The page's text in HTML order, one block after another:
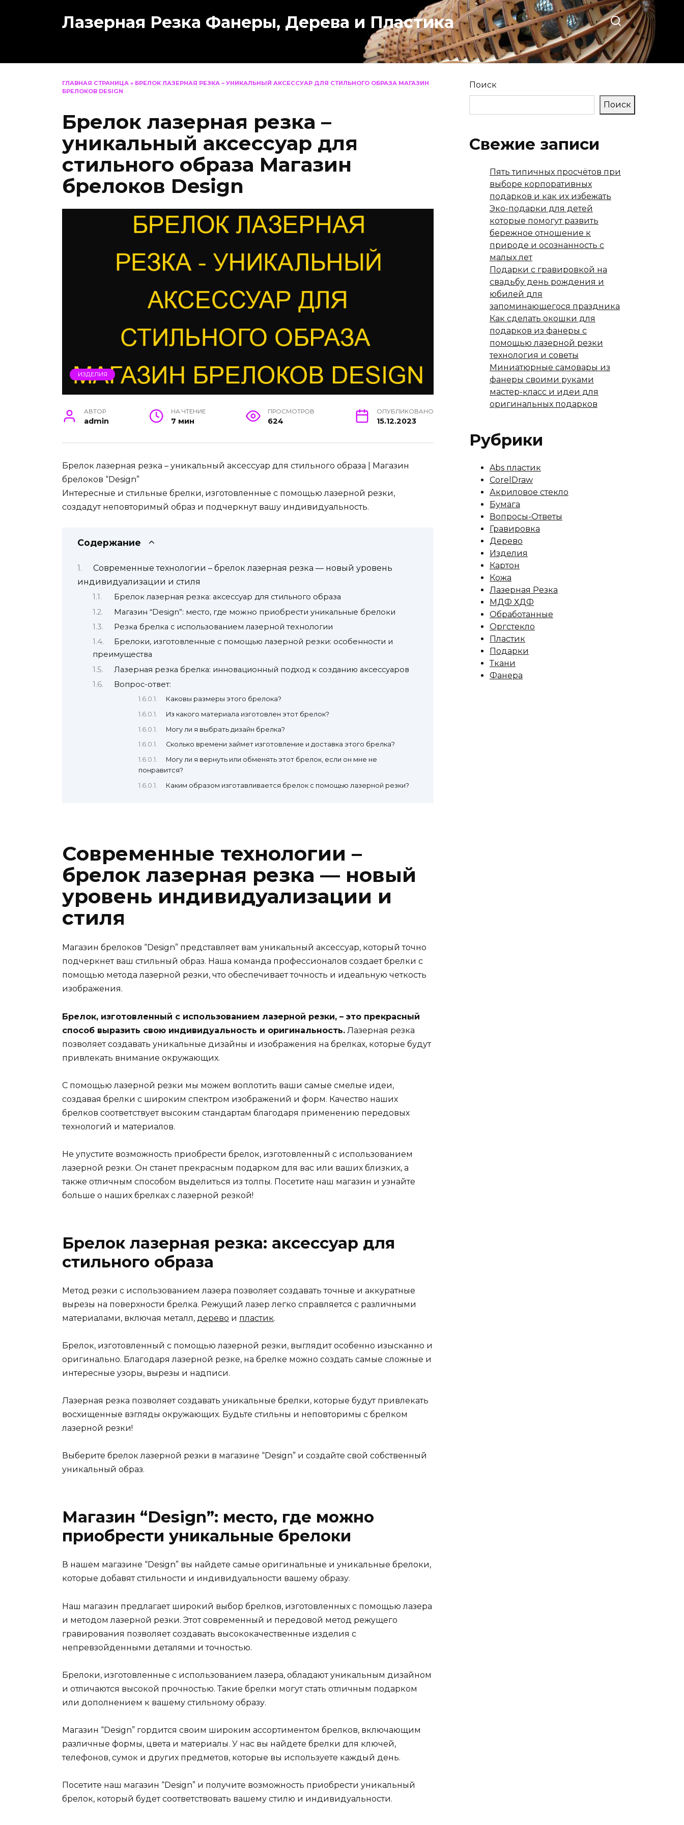
Лазерная Резка Фанеры, Дерева и Пластика
ГЛАВНАЯ СТРАНИЦА » БРЕЛОК ЛАЗЕРНАЯ РЕЗКА – УНИКАЛЬНЫЙ АКСЕССУАР ДЛЯ СТИЛЬНОГО ОБРАЗА МАГАЗИН
БРЕЛОКОВ DESIGN
Брелок лазерная резка –
уникальный аксессуар для
стильного образа Магазин
брелоков Design
ИЗДЕЛИЯ
АВТОР
admin
НА ЧТЕНИЕ
7 мин
ПРОСМОТРОВ
624
ОПУБЛИКОВАНО
15.12.2023
Брелок лазерная резка – уникальный аксессуар для стильного образа | Магазин
брелоков “Design”
Интересные и стильные брелки, изготовленные с помощью лазерной резки,
создадут неповторимый образ и подчеркнут вашу индивидуальность.
Содержание
Современные технологии – брелок лазерная резка — новый уровень
индивидуализации и стиля
Брелок лазерная резка: аксессуар для стильного образа
Магазин “Design”: место, где можно приобрести уникальные брелоки
Резка брелка с использованием лазерной технологии
Брелоки, изготовленные с помощью лазерной резки: особенности и
преимущества
Лазерная резка брелка: инновационный подход к созданию аксессуаров
Вопрос-ответ:
Каковы размеры этого брелока?
Из какого материала изготовлен этот брелок?
Могу ли я выбрать дизайн брелка?
Сколько времени займет изготовление и доставка этого брелка?
Могу ли я вернуть или обменять этот брелок, если он мне не
понравится?
Каким образом изготавливается брелок с помощью лазерной резки?
Современные технологии –
брелок лазерная резка — новый
уровень индивидуализации и
стиля
Магазин брелоков “Design” представляет вам уникальный аксессуар, который точно
подчеркнет ваш стильный образ. Наша команда профессионалов создает брелки с
помощью метода лазерной резки, что обеспечивает точность и идеальную четкость
изображения.
Брелок, изготовленный с использованием лазерной резки, – это прекрасный
способ выразить свою индивидуальность и оригинальность. Лазерная резка
позволяет создавать уникальные дизайны и изображения на брелках, которые будут
привлекать внимание окружающих.
С помощью лазерной резки мы можем воплотить ваши самые смелые идеи,
создавая брелки с широким спектром изображений и форм. Качество наших
брелков соответствует высоким стандартам благодаря применению передовых
технологий и материалов.
Не упустите возможность приобрести брелок, изготовленный с использованием
лазерной резки. Он станет прекрасным подарком для вас или ваших близких, а
также отличным способом выделиться из толпы. Посетите наш магазин и узнайте
больше о наших брелках с лазерной резкой!
Брелок лазерная резка: аксессуар для
стильного образа
Метод резки с использованием лазера позволяет создавать точные и аккуратные
вырезы на поверхности брелка. Режущий лазер легко справляется с различными
материалами, включая металл, дерево и пластик.
Брелок, изготовленный с помощью лазерной резки, выглядит особенно изысканно и
оригинально. Благодаря лазерной резке, на брелке можно создать самые сложные и
интересные узоры, вырезы и надписи.
Лазерная резка позволяет создавать уникальные брелки, которые будут привлекать
восхищенные взгляды окружающих. Будьте стильны и неповторимы с брелком
лазерной резки!
Выберите брелок лазерной резки в магазине “Design” и создайте свой собственный
уникальный образ.
Магазин “Design”: место, где можно
приобрести уникальные брелоки
В нашем магазине “Design” вы найдете самые оригинальные и уникальные брелоки,
которые добавят стильности и индивидуальности вашему образу.
Наш магазин предлагает широкий выбор брелков, изготовленных с помощью лазера
и методом лазерной резки. Этот современный и передовой метод режущего
гравирования позволяет создавать высококачественные изделия с
непревзойденными деталями и точностью.
Брелоки, изготовленные с использованием лазера, обладают уникальным дизайном
и отличаются высокой прочностью. Такие брелки могут стать отличным подарком
или дополнением к вашему стильному образу.
Магазин “Design” гордится своим широким ассортиментом брелков, включающим
различные формы, цвета и материалы. У нас вы найдете брелки для ключей,
телефонов, сумок и других предметов, которые вы используете каждый день.
Посетите наш магазин “Design” и получите возможность приобрести уникальный
брелок, который будет соответствовать вашему стилю и индивидуальности.
Поиск
Поиск
Свежие записи
Пять типичных просчётов при
выборе корпоративных
подарков и как их избежать
Эко-подарки для детей
которые помогут развить
бережное отношение к
природе и осознанность с
малых лет
Подарки с гравировкой на
свадьбу день рождения и
юбилей для
запоминающегося праздника
Как сделать окошки для
подарков из фанеры с
помощью лазерной резки
технология и советы
Миниатюрные самовары из
фанеры своими руками
мастер-класс и идеи для
оригинальных подарков
Рубрики
Abs пластик
CorelDraw
Акриловое стекло
Бумага
Вопросы-Ответы
Гравировка
Дерево
Изделия
Картон
Кожа
Лазерная Резка
МДФ ХДФ
Обработанные
Оргстекло
Пластик
Подарки
Ткани
Фанера